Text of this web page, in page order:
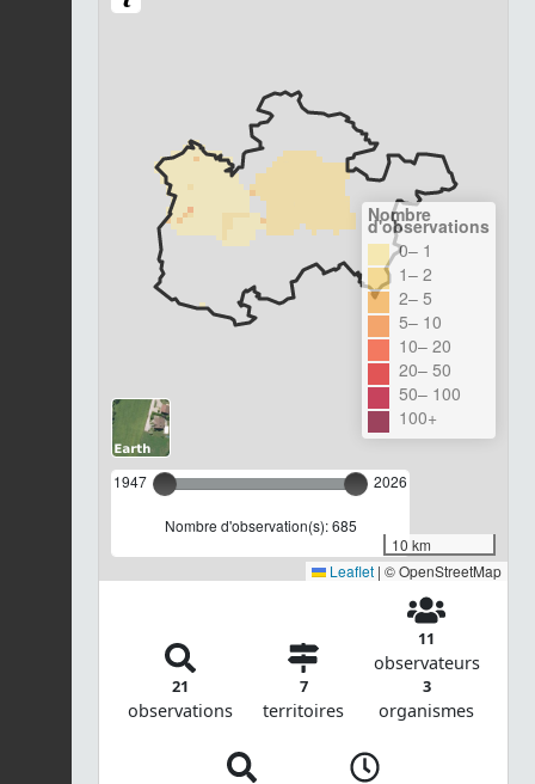
1947 2026
Nombre d'observation(s): 685
Nombre
d'observations
0– 1
1– 2
2– 5
5– 10
10– 20
20– 50
50– 100
100+
10 km
Leaflet | © OpenStreetMap
21
observations
7
territoires
11
observateurs
3
organismes